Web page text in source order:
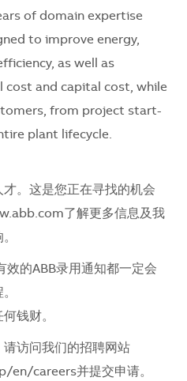
of domain expertise
to improve energy,
as well as
cost and capital cost, while
from project start-
plant lifecycle.
。这是您正在寻找的机会
了解更多信息及我
效的ABB录用通知都一定会
钱财。
访问我们的招聘网站
en/careers并提交申请。